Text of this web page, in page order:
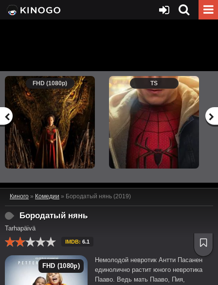
FHD (1080p) TS
Киного » Комедии » Бородатый нянь (2019)
Бородатый нянь
Tarhapäivä
IMDB: 6.1
FHD (1080p)
Немолодой невротик Антти Пасанен
единолично растит юного невротика
Пааво. Ведь мать Пааво, Пия,